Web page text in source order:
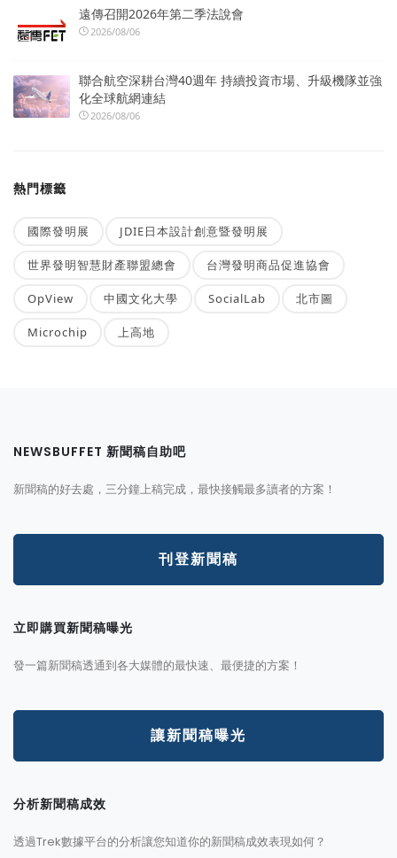
遠傳召開2026年第二季法說會
2026/08/06
聯合航空深耕台灣40週年 持續投資市場、升級機隊並強
化全球航網連結
2026/08/06
熱門標籤
國際發明展 JDIE日本設計創意暨發明展
世界發明智慧財產聯盟總會 台灣發明商品促進協會
OpView 中國文化大學 SocialLab 北市圖
Microchip 上高地
NEWSBUFFET 新聞稿自助吧
新聞稿的好去處，三分鐘上稿完成，最快接觸最多讀者的方案！
刊登新聞稿
立即購買新聞稿曝光
發一篇新聞稿透通到各大媒體的最快速、最便捷的方案！
讓新聞稿曝光
分析新聞稿成效
透過Trek數據平台的分析讓您知道你的新聞稿成效表現如何？